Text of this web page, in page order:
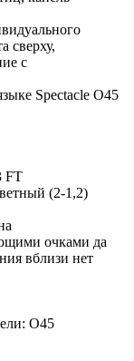
сверху,
с
Spectacle О45
FT
(2-1,2)
очками да
вблизи нет
О45